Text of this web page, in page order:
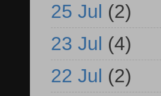
25 Jul (2)
23 Jul (4)
22 Jul (2)